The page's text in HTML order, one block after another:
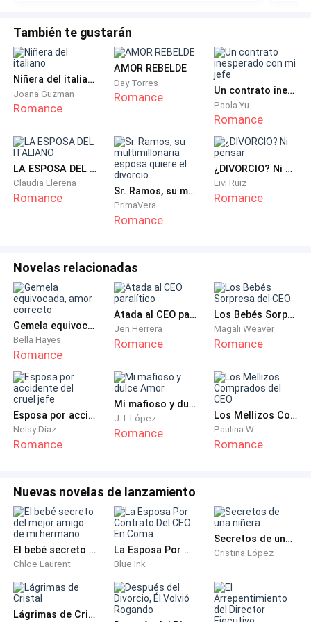
―Recuerda, todas las mujeres que se acercan a mi
madre o a mi familia, es por qué quieren acercarse a
mí, y si se acercan a mí, tienen fama, conexiones y
sobre todo, a amarrarme en santo matrimonio y claro,
mi madre feliz. ―solté un bufido. ―Soy como el
boleto de lotería…―Richard asintió con una sonrisa
sin despegar la mirada del tráfico.
***
Al terminar la junta de las nueve, me centré en las
nuevas propiedades que iba a adquirir, me había
de casas vecinas, entre más lejos de las miradas de
los extraños, mejor.
Tocaron a la puerta y anuncié que podían entrar,
escuché cuando la puerta se abrió, cuando levanté la
― ¡Buenos días,
! ¿Interrumpo algo? ―negué
rápidamente.
―Buenos días, pasa, pasa. ¿Qué traes ahora entre
― ¿Qué no puedo venir a ver a mi hermano menor?
―puse los ojos en blanco por un momento.
―Solo por tres segundos. No alardes, idiota. ―Jacob
mi escritorio.
También te gustarán
Niñera del italiano
Joana Guzman
Romance
AMOR REBELDE
Day Torres
Romance Un contrato inesperado con mi jefe
Paola Yu
Romance
LA ESPOSA DEL ITALIANO
Claudia Llerena
Romance Sr. Ramos, su multimillonaria esposa quiere el divorcio
PrimaVera
Romance
¿DIVORCIO? Ni pensar
Livi Ruiz
Romance
Novelas relacionadas
Gemela equivocada, amor correcto
Bella Hayes
Romance
Atada al CEO paralítico
Jen Herrera
Romance
Los Bebés Sorpresa del CEO
Magali Weaver
Romance
Esposa por accidente del cruel jefe
Nelsy Díaz
Romance
Mi mafioso y dulce Amor
J. I. López
Romance
Los Mellizos Comprados del CEO
Paulina W
Romance
Nuevas novelas de lanzamiento
El bebé secreto del mejor amigo de mi hermano
Chloe Laurent
La Esposa Por Contrato Del CEO En Coma
Blue Ink
Secretos de una niñera
Cristina López
Lágrimas de Cristal